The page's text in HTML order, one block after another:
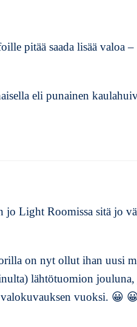
pitää saada lisää valoa
eli punainen
jo Light Roomissa sitä jo
on nyt ollut ihan uusi
lähtötuomion
valokuvauksen vuoksi. 😀